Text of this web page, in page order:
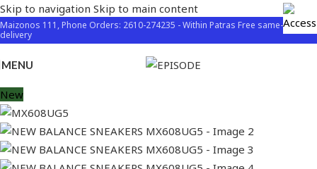
Skip to navigation Skip to main content
Maizonos 111, Phone Orders: 2610-274235 - Within Patras Free same-day
delivery
MENU
New